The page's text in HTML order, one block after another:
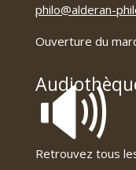
philo@alderan-
Ouverture du
🔊
Retrouvez tous